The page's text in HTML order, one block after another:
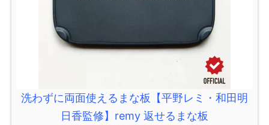
洗わずに両面使えるまな板【平野レミ・和田明
日香監修】remy 返せるまな板